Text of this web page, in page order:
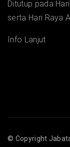
Ditutup pada
serta Hari Raya
Info Lanjut
© Copyright